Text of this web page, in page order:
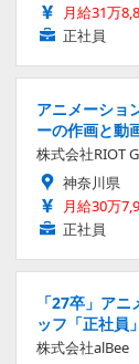
月給31万
正社員
アニメーショ
ーの作画と動
株式会社RIOT
神奈川県
月給30万
正社員
「27卒」ア
ッフ「正社員
株式会社alBee